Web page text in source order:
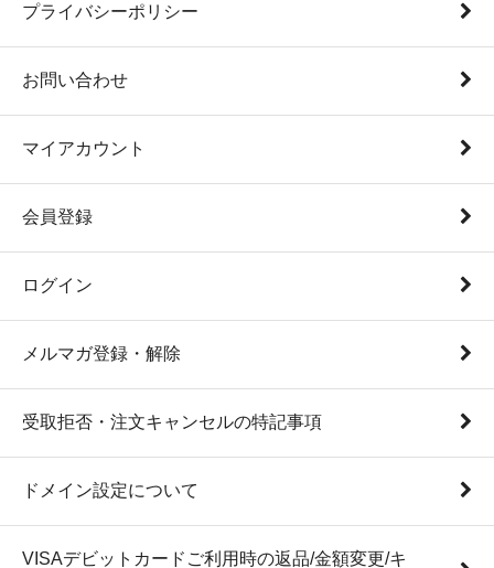
プライバシーポリシー
お問い合わせ
マイアカウント
会員登録
ログイン
メルマガ登録・解除
受取拒否・注文キャンセルの特記事項
ドメイン設定について
VISAデビットカードご利用時の返品/金額変更/キ